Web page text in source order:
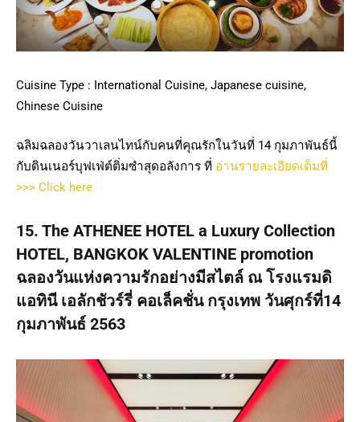
Cuisine Type : International Cuisine, Japanese cuisine,
Chinese Cuisine
ฉลิมฉลองวันวาเลนไทน์กับคนที่คุณรักในวันที่ 14 กุมภาพันธ์นี้
กับดินเนอร์บุฟเฟ่ต์ติ่มซำสุดอลังการ ที่ อ่านรายละเอียดเต็มที่
>>> Click here
15. The ATHENEE HOTEL a Luxury Collection
HOTEL, BANGKOK VALENTINE promotion
ฉลองวันแห่งความรักอย่างมีสไตล์ ณ โรงแรมดิ
แอทินี เอลักชัวร์รี่ คอเล็คชั่น กรุงเทพ วันศุกร์ที่14
กุมภาพันธ์ 2563